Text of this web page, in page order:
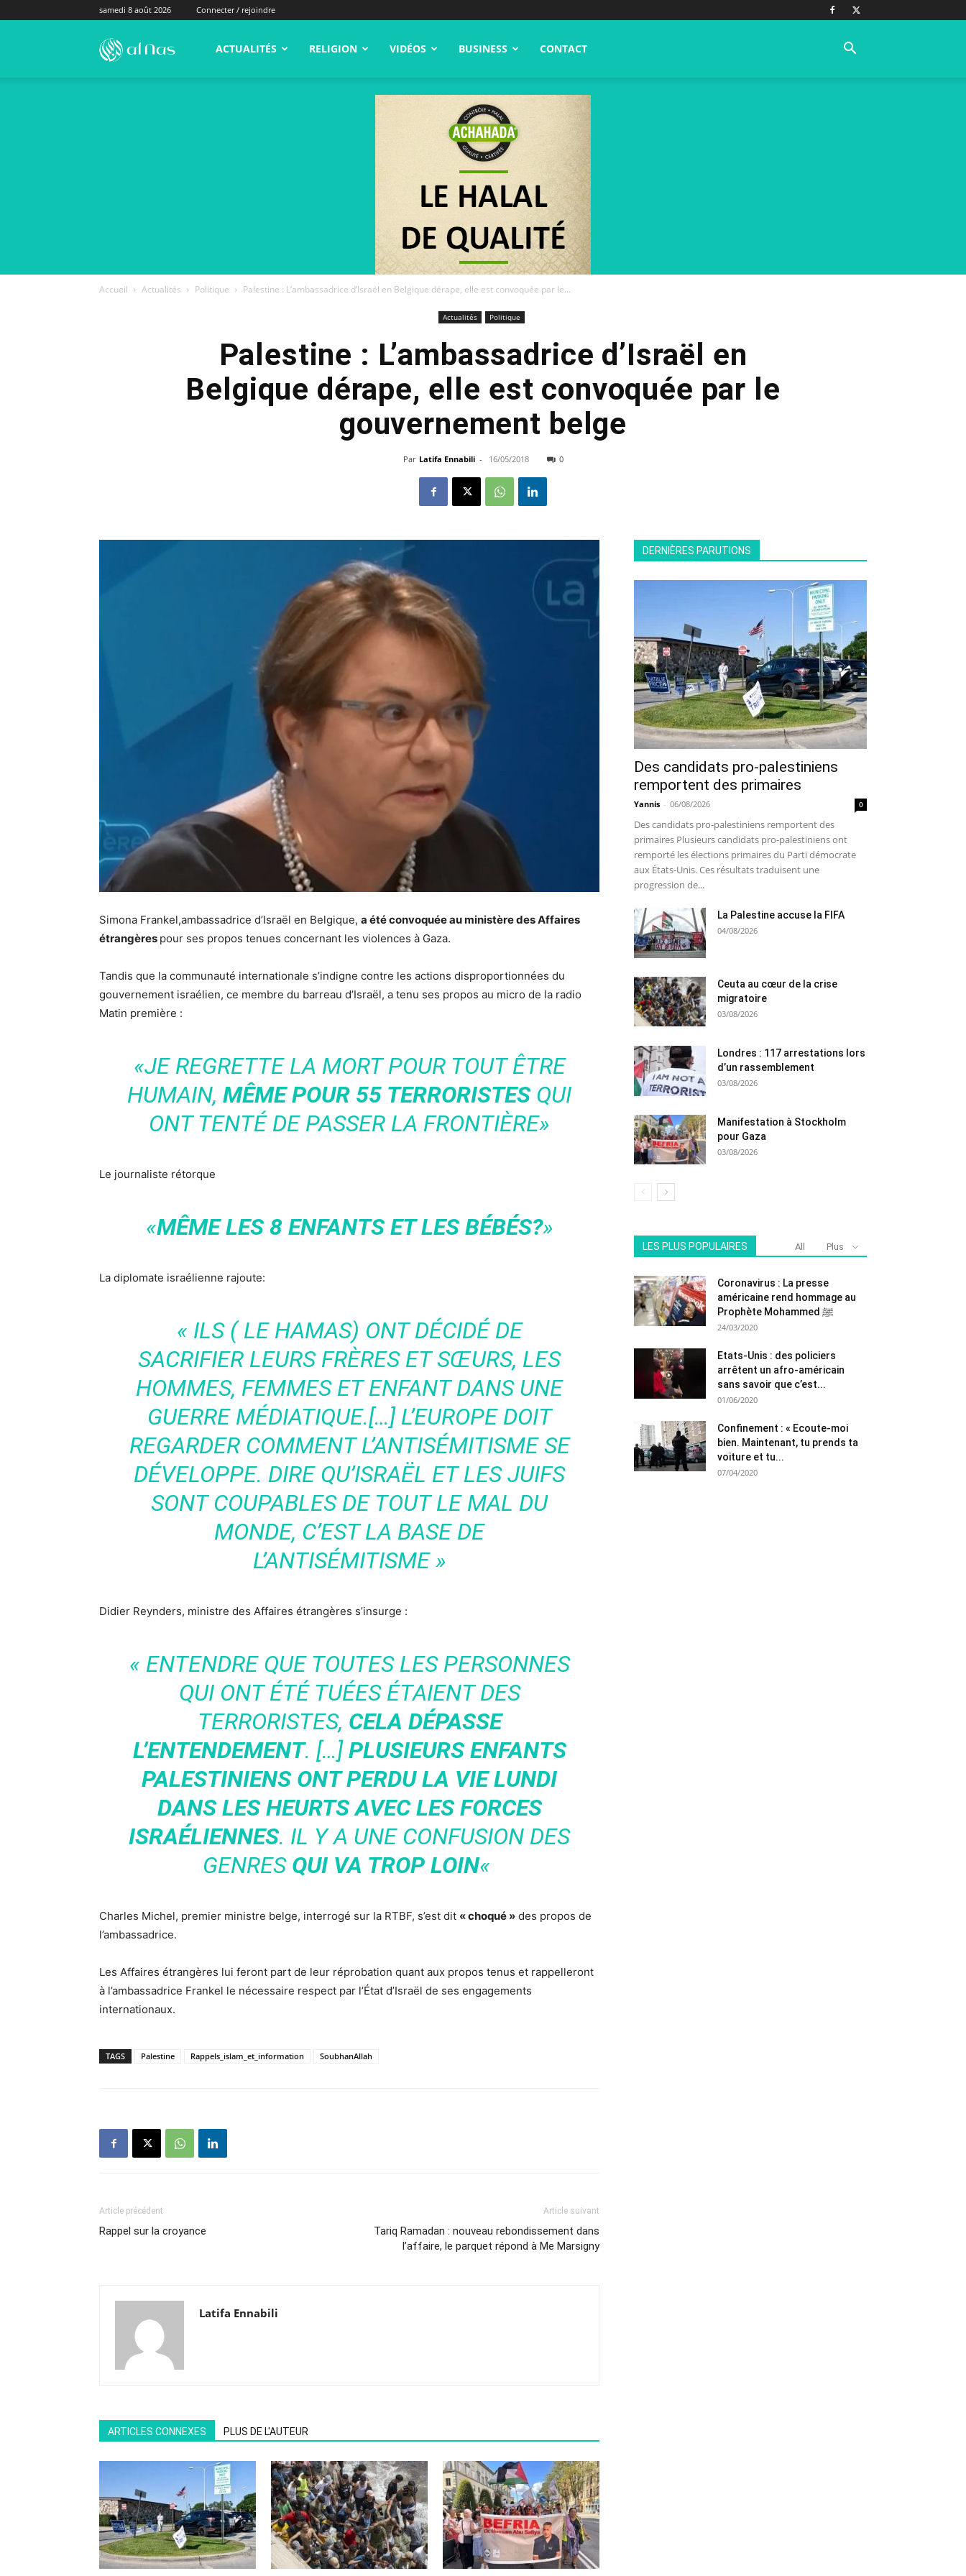
samedi 8 août 2026 Connecter / rejoindre
alNas.fr ACTUALITÉS RELIGION VIDÉOS BUSINESS CONTACT
Accueil Actualités Politique Palestine : L’ambassadrice d’Israël en Belgique dérape, elle est convoquée par le...
Actualités Politique
Palestine : L’ambassadrice d’Israël en
Belgique dérape, elle est convoquée par le
gouvernement belge
Par Latifa Ennabili - 16/05/2018 0
Simona Frankel,ambassadrice d’Israël en Belgique, a été convoquée au ministère des Affaires
étrangères pour ses propos tenues concernant les violences à Gaza.
Tandis que la communauté internationale s’indigne contre les actions disproportionnées du
gouvernement israélien, ce membre du barreau d’Israël, a tenu ses propos au micro de la radio
Matin première :
«JE REGRETTE LA MORT POUR TOUT ÊTRE
HUMAIN, MÊME POUR 55 TERRORISTESQUI
ONT TENTÉ DE PASSER LA FRONTIÈRE»
Le journaliste rétorque
«MÊME LES 8 ENFANTS ET LES BÉBÉS?»
La diplomate israélienne rajoute:
« ILS ( LE HAMAS) ONT DÉCIDÉ DE
SACRIFIER LEURS FRÈRES ET SŒURS, LES
HOMMES, FEMMES ET ENFANT DANS UNE
GUERRE MÉDIATIQUE.[…] L’EUROPE DOIT
REGARDER COMMENT L’ANTISÉMITISME SE
DÉVELOPPE. DIRE QU’ISRAËL ET LES JUIFS
SONT COUPABLES DE TOUT LE MAL DU
MONDE, C’EST LA BASE DE
L’ANTISÉMITISME »
Didier Reynders, ministre des Affaires étrangères s’insurge :
« ENTENDRE QUE TOUTES LES PERSONNES
QUI ONT ÉTÉ TUÉES ÉTAIENT DES
TERRORISTES, CELA DÉPASSE
L’ENTENDEMENT. […]PLUSIEURS ENFANTS
PALESTINIENS ONT PERDU LA VIE LUNDI
DANS LES HEURTS AVEC LES FORCES
ISRAÉLIENNES. IL Y A UNE CONFUSION DES
GENRES QUI VA TROP LOIN«
Charles Michel, premier ministre belge, interrogé sur la RTBF, s’est dit « choqué » des propos de
l’ambassadrice.
Les Affaires étrangères lui feront part de leur réprobation quant aux propos tenus et rappelleront
à l’ambassadrice Frankel le nécessaire respect par l’État d’Israël de ses engagements
internationaux.
TAGS Palestine Rappels_islam_et_information SoubhanAllah
Article précédent
Rappel sur la croyance
Article suivant
Tariq Ramadan : nouveau rebondissement dans
l’affaire, le parquet répond à Me Marsigny
Latifa Ennabili
ARTICLES CONNEXES PLUS DE L'AUTEUR
DERNIÈRES PARUTIONS
Des candidats pro-palestiniens
remportent des primaires
Yannis - 06/08/2026 0
Des candidats pro-palestiniens remportent des
primaires Plusieurs candidats pro-palestiniens ont
remporté les élections primaires du Parti démocrate
aux États-Unis. Ces résultats traduisent une
progression de...
La Palestine accuse la FIFA
04/08/2026
Ceuta au cœur de la crise
migratoire
03/08/2026
Londres : 117 arrestations lors
d’un rassemblement
03/08/2026
Manifestation à Stockholm
pour Gaza
03/08/2026
LES PLUS POPULAIRES All Plus
Coronavirus : La presse
américaine rend hommage au
Prophète Mohammed ﷺ
24/03/2020
Etats-Unis : des policiers
arrêtent un afro-américain
sans savoir que c’est...
01/06/2020
Confinement : « Ecoute-moi
bien. Maintenant, tu prends ta
voiture et tu...
07/04/2020